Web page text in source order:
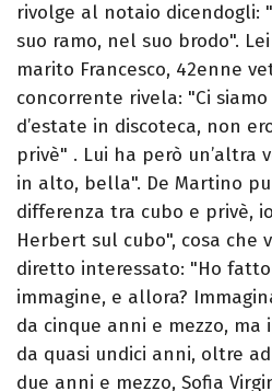
rivolge al notaio dicendogli:
suo ramo, nel suo brodo".
marito Francesco, 42enne
concorrente rivela: "Ci
d’estate in discoteca, non
privè" . Lui ha però un’altra
in alto, bella". De Martino
differenza tra cubo e privè,
Herbert sul cubo", cosa che
diretto interessato: "Ho
immagine, e allora?
da cinque anni e mezzo,
da quasi undici anni, oltre
due anni e mezzo, Sofia